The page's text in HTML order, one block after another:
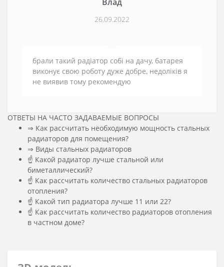
26.09.2022
брали такий радіатор собі на дачу, батарея
виконує свою роботу дуже добре, недоліків я
не виявив тому рекомендую
ОТВЕТЫ НА ЧАСТО ЗАДАВАЕМЫЕ ВОПРОСЫ
⇒ Как рассчитать необходимую мощность стальных
радиаторов для помещения?
️⇒ Виды стальных радиаторов
☝ Какой радиатор лучше стальной или
биметаллический?
☝ Как рассчитать количество стальных радиаторов
отопления?
☝ Какой тип радиатора лучше 11 или 22?
☝ Как рассчитать количество радиаторов отопления
в частном доме?